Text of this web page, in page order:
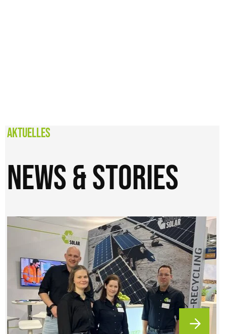
Aktuelles
News & Stories